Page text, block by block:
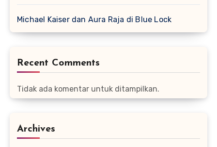
Michael Kaiser dan Aura Raja di Blue Lock
Recent Comments
Tidak ada komentar untuk ditampilkan.
Archives